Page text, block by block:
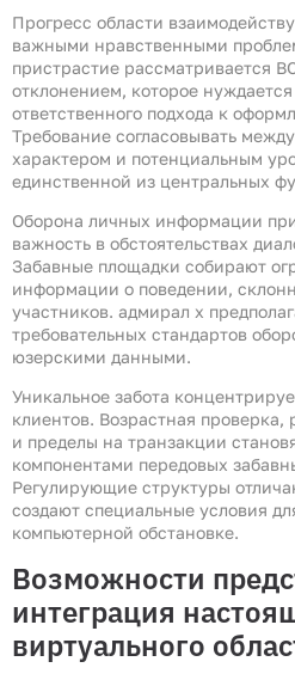
Прогресс области
важными нравственными
пристрастие рассматривается
отклонением, которое
ответственного подхода к
Требование согласовывать
характером и потенциальным
единственной из центральных
Оборона личных информации
важность в обстоятельствах
Забавные площадки собирают
информации о поведении,
участников. адмирал х
требовательных стандартов
юзерскими данными.
Уникальное забота
клиентов. Возрастная проверка,
и пределы на транзакции
компонентами передовых
Регулирующие структуры
создают специальные условия
компьютерной обстановке.
Возможности
интеграция
виртуального